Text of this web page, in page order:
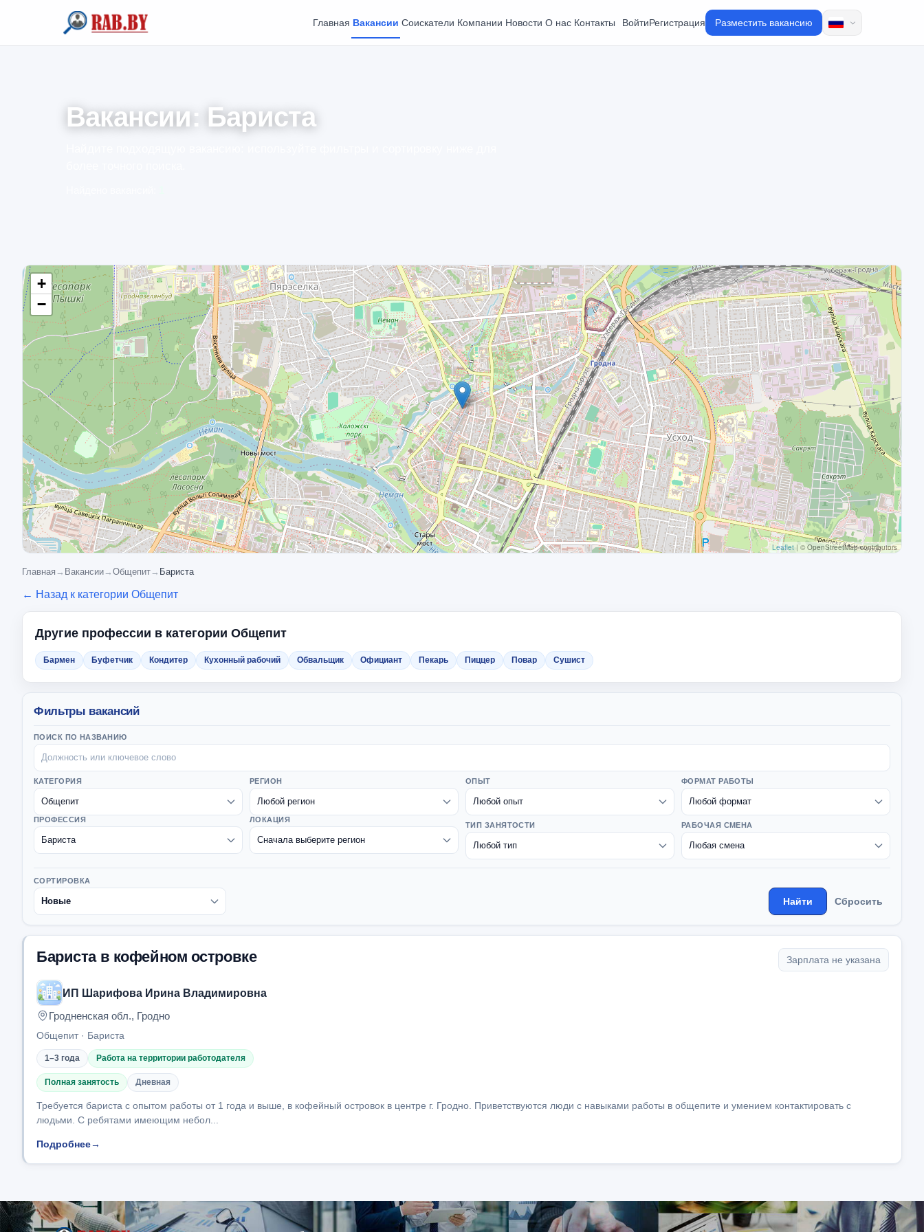
Главная Вакансии Соискатели Компании Новости О нас Контакты ВойтиРегистрация Разместить вакансию
Вакансии: Бариста
+
−
Leaflet | © OpenStreetMap contributors
Главная → Вакансии→ Общепит→ Бариста
← Назад к категории Общепит
Другие профессии в категории Общепит
Бармен Буфетчик Кондитер Кухонный рабочий Обвальщик Официант Пекарь Пиццер Повар Сушист
Фильтры вакансий
ПОИСК ПО НАЗВАНИЮ
КАТЕГОРИЯ
ПРОФЕССИЯ
РЕГИОН
ЛОКАЦИЯ
ОПЫТ ФОРМАТ РАБОТЫ
ТИП ЗАНЯТОСТИ РАБОЧАЯ СМЕНА
СОРТИРОВКА
Найти Сбросить
Бариста в кофейном островке Зарплата не указана
ИП Шарифова Ирина Владимировна
Гродненская обл., Гродно
Общепит · Бариста
1–3 года Работа на территории работодателя
Полная занятость Дневная
Требуется бариста с опытом работы от 1 года и выше, в кофейный островок в центре г. Гродно. Приветствуются люди с навыками работы в общепите и умением контактировать с
людьми. С ребятами имеющим небол...
Подробнее→